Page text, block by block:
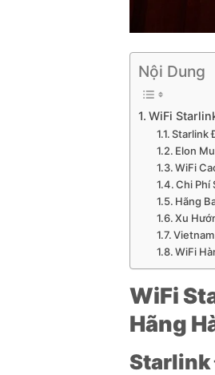
Nội Dung
WiFi
Starlink
Elon
WiFi
Chi Phí
Hãng
Xu
WiFi
WiFi
Hãng
Starlink